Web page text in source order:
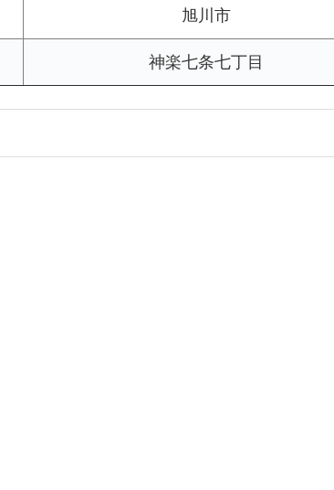
旭川市
神楽七条七丁目